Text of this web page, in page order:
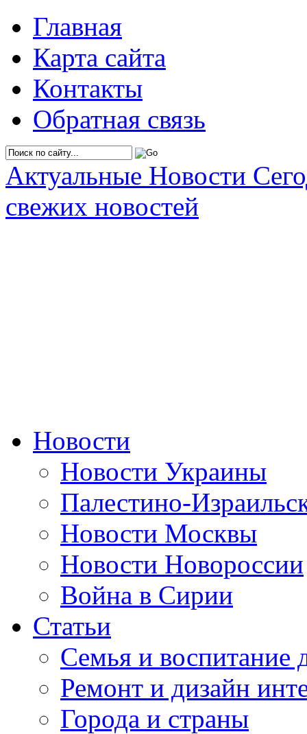
Главная
Карта сайта
Контакты
Обратная связь
Актуальные Новости
свежих новостей
Новости
Новости Украины
Палестино-
Новости Москвы
Новости Новороссии
Война в Сирии
Статьи
Семья и воспитание
Ремонт и дизайн
Города и страны